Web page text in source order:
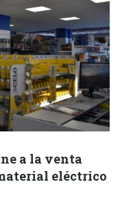
a la venta
eléctrico